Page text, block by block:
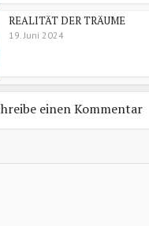
REALITÄT DER TRÄUME
19. Juni 2024
einen Kommentar